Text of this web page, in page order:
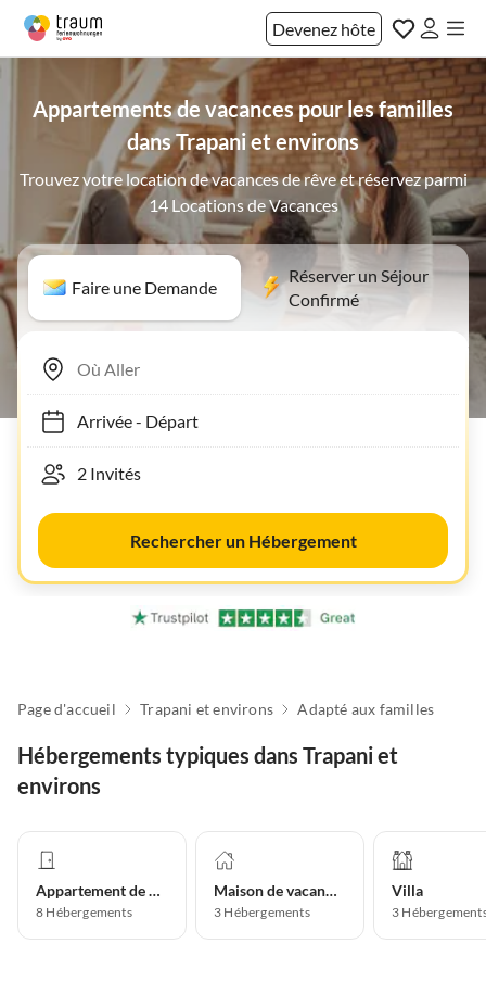
Devenez hôte
Appartements de vacances pour les familles
dans Trapani et environs
Trouvez votre location de vacances de rêve et réservez parmi
14 Locations de Vacances
Faire une Demande
Réserver un Séjour
Confirmé
Arrivée- Départ
Rechercher un Hébergement
Page d'accueil Trapani et environs Adapté aux familles
Hébergements typiques dans Trapani et
environs
Appartement de vacances
8 Hébergements
Maison de vacances
3 Hébergements
Villa
3